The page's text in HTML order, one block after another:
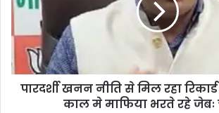
पारदर्शी खनन नीति से मिल रहा
काल मे माफिया भरते रहे जेबः